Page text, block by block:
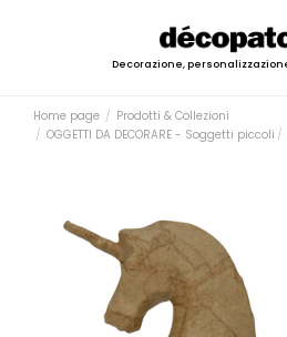
Decorazione,
Home page
Prodotti & Collezioni
OGGETTI DA DECORARE - Soggetti piccoli